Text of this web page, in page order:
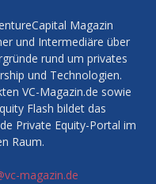
Magazin
und Intermediäre über
rund um privates
und Technologien.
VC-Magazin.de sowie
Flash bildet das
Private Equity-Portal im
Raum.
magazin.de